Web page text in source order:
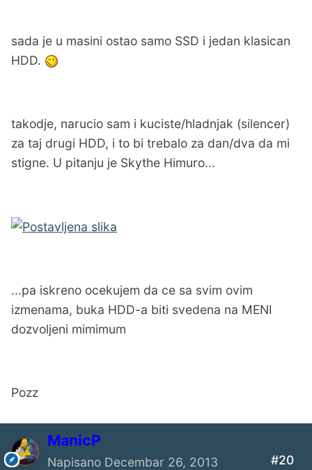
sada je u masini ostao samo SSD i jedan klasican
HDD.
takodje, narucio sam i kuciste/hladnjak (silencer)
za taj drugi HDD, i to bi trebalo za dan/dva da mi
stigne. U pitanju je Skythe Himuro...
...pa iskreno ocekujem da ce sa svim ovim
izmenama, buka HDD-a biti svedena na MENI
dozvoljeni mimimum
Pozz
ManicP
Napisano Decembar 26, 2013 #20